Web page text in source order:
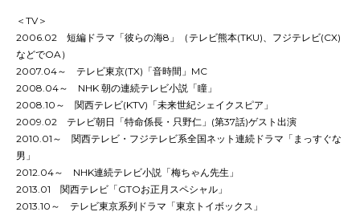
＜TV＞
2006.02 短編ドラマ「彼らの海8」（テレビ熊本(TKU)、フジテレビ(CX)
などでOA）
2007.04～ テレビ東京(TX)「音時間」MC
2008.04～ NHK 朝の連続テレビ小説「瞳」
2008.10～ 関西テレビ(KTV)「未来世紀シェイクスピア」
2009.02 テレビ朝日「特命係長・只野仁」(第37話)ゲスト出演
2010.01～ 関西テレビ・フジテレビ系全国ネット連続ドラマ「まっすぐな
男」
2012.04～ NHK連続テレビ小説「梅ちゃん先生」
2013.01 関西テレビ「GTOお正月スペシャル」
2013.10～ テレビ東京系列ドラマ「東京トイボックス」